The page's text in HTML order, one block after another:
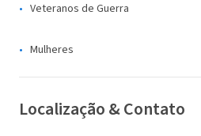
Veteranos de Guerra
Mulheres
Localização & Contato